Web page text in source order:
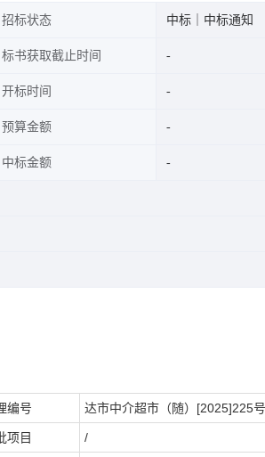
招标状态 中标｜中标通知
标书获取截止时间
开标时间
预算金额
中标金额
编号 达市中介超市（随）[2025]225号
项目 /